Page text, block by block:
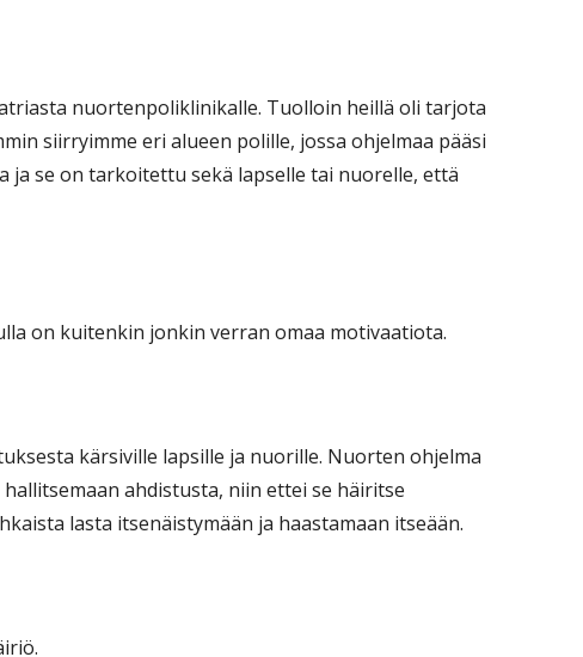
nuortenpoliklinikalle. Tuolloin heillä oli tarjota
siirryimme eri alueen polille, jossa ohjelmaa pääsi
ja se on tarkoitettu sekä lapselle tai nuorelle, että
on kuitenkin jonkin verran omaa motivaatiota.
kärsiville lapsille ja nuorille. Nuorten ohjelma
ahdistusta, niin ettei se häiritse
lasta itsenäistymään ja haastamaan itseään.